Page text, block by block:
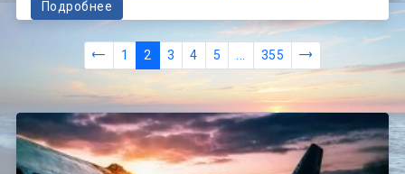
Подробнее
1 2 3 4 5 ... 355